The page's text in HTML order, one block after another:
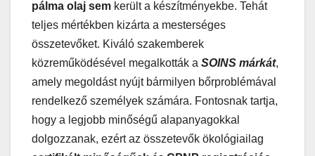
pálma olaj sem került a készítményekbe. Tehát
teljes mértékben kizárta a mesterséges
összetevőket. Kiváló szakemberek
közreműködésével megalkották a SOINS márkát,
amely megoldást nyújt bármilyen bőrproblémával
rendelkező személyek számára. Fontosnak tartja,
hogy a legjobb minőségű alapanyagokkal
dolgozzanak, ezért az összetevők ökológiailag